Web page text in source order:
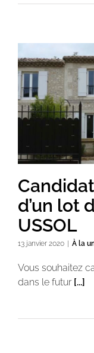
d’un lot
USSOL
13 janvier 2020 À la
Vous souhaitez
dans le futur [...]